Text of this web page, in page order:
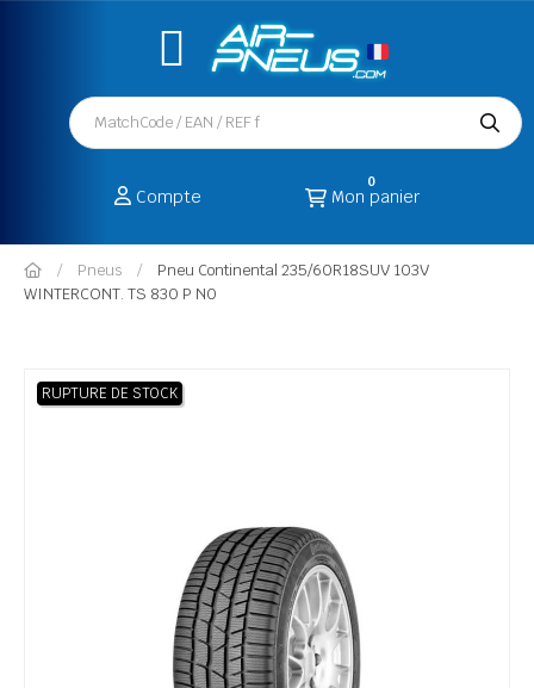
Compte Mon panier
0
Pneus
Pneu Continental 235/60R18SUV 103V
WINTERCONT. TS 830 P N0
RUPTURE DE STOCK